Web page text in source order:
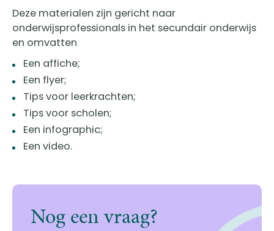
Deze materialen zijn gericht naar
onderwijsprofessionals in het secundair onderwijs
en omvatten
Een affiche;
Een flyer;
Tips voor leerkrachten;
Tips voor scholen;
Een infographic;
Een video.
Nog een vraag?